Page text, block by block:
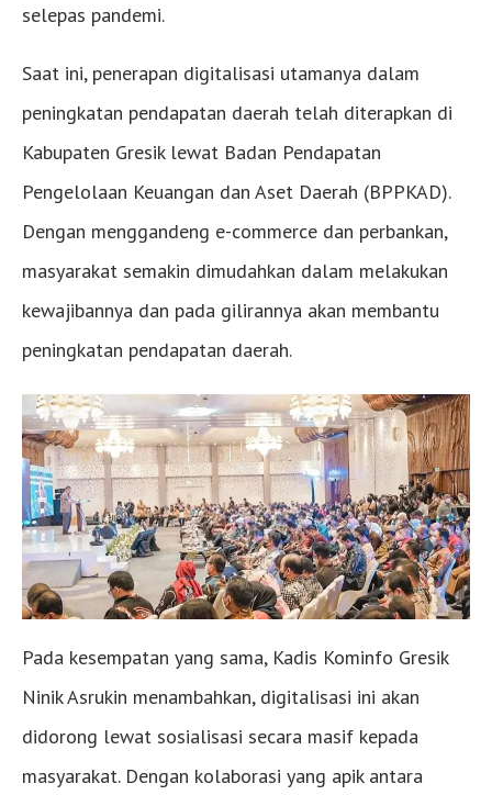
selepas pandemi.
Saat ini, penerapan digitalisasi utamanya dalam
peningkatan pendapatan daerah telah diterapkan di
Kabupaten Gresik lewat Badan Pendapatan
Pengelolaan Keuangan dan Aset Daerah (BPPKAD).
Dengan menggandeng e-commerce dan perbankan,
masyarakat semakin dimudahkan dalam melakukan
kewajibannya dan pada gilirannya akan membantu
peningkatan pendapatan daerah.
Pada kesempatan yang sama, Kadis Kominfo Gresik
Ninik Asrukin menambahkan, digitalisasi ini akan
didorong lewat sosialisasi secara masif kepada
masyarakat. Dengan kolaborasi yang apik antara